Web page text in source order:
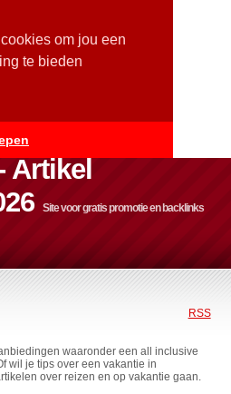
om jou een
te bieden
Artikel
Site voor gratis promotie en backlinks
RSS
waaronder een all inclusive
wil je tips over een vakantie in
over reizen en op vakantie gaan.